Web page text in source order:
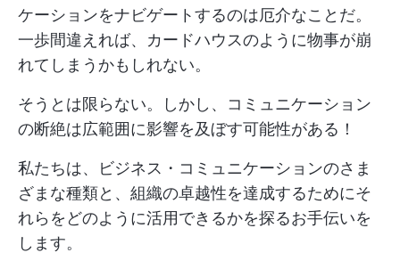
ケーションをナビゲートするのは厄介なことだ。
一歩間違えれば、カードハウスのように物事が崩
れてしまうかもしれない。
そうとは限らない。しかし、コミュニケーション
の断絶は広範囲に影響を及ぼす可能性がある！
私たちは、ビジネス・コミュニケーションのさま
ざまな種類と、組織の卓越性を達成するためにそ
れらをどのように活用できるかを探るお手伝いを
します。